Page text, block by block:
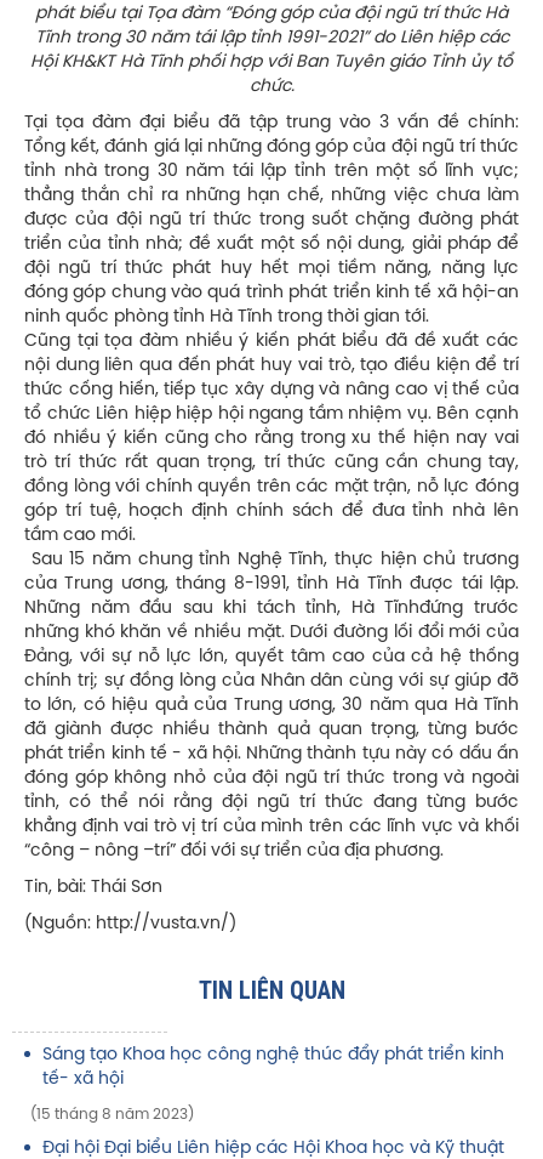
phát biểu tại Tọa đàm “Đóng góp của đội ngũ trí thức Hà
Tĩnh trong 30 năm tái lập tỉnh 1991-2021” do Liên hiệp các
Hội KH&KT Hà Tĩnh phối hợp với Ban Tuyên giáo Tỉnh ủy tổ
chức.
Tại tọa đàm đại biểu đã tập trung vào 3 vấn đề chính:
Tổng kết, đánh giá lại những đóng góp của đội ngũ trí thức
tỉnh nhà trong 30 năm tái lập tỉnh trên một số lĩnh vực;
thẳng thắn chỉ ra những hạn chế, những việc chưa làm
được của đội ngũ trí thức trong suốt chặng đường phát
triển của tỉnh nhà; đề xuất một số nội dung, giải pháp để
đội ngũ trí thức phát huy hết mọi tiềm năng, năng lực
đóng góp chung vào quá trình phát triển kinh tế xã hội-an
ninh quốc phòng tỉnh Hà Tĩnh trong thời gian tới.
Cũng tại tọa đàm nhiều ý kiến phát biểu đã đề xuất các
nội dung liên qua đến phát huy vai trò, tạo điều kiện để trí
thức cống hiến, tiếp tục xây dựng và nâng cao vị thế của
tổ chức Liên hiệp hiệp hội ngang tầm nhiệm vụ. Bên cạnh
đó nhiều ý kiến cũng cho rằng trong xu thế hiện nay vai
trò trí thức rất quan trọng, trí thức cũng cần chung tay,
đồng lòng với chính quyền trên các mặt trận, nỗ lực đóng
góp trí tuệ, hoạch định chính sách để đưa tỉnh nhà lên
tầm cao mới.
Sau 15 năm chung tỉnh Nghệ Tĩnh, thực hiện chủ trương
của Trung ương, tháng 8-1991, tỉnh Hà Tĩnh được tái lập.
Những năm đầu sau khi tách tỉnh, Hà Tĩnhđứng trước
những khó khăn về nhiều mặt. Dưới đường lối đổi mới của
Ðảng, với sự nỗ lực lớn, quyết tâm cao của cả hệ thống
chính trị; sự đồng lòng của Nhân dân cùng với sự giúp đỡ
to lớn, có hiệu quả của Trung ương, 30 năm qua Hà Tĩnh
đã giành được nhiều thành quả quan trọng, từng bước
phát triển kinh tế - xã hội. Những thành tựu này có dấu ấn
đóng góp không nhỏ của đội ngũ trí thức trong và ngoài
tỉnh, có thể nói rằng đội ngũ trí thức đang từng bước
khẳng định vai trò vị trí của mình trên các lĩnh vực và khối
“công – nông –trí” đối với sự triển của địa phương.
Tin, bài: Thái Sơn
(Nguồn: http://vusta.vn/)
TIN LIÊN QUAN
Sáng tạo Khoa học công nghệ thúc đẩy phát triển kinh
tế- xã hội
(15 tháng 8 năm 2023)
Đại hội Đại biểu Liên hiệp các Hội Khoa học và Kỹ thuật